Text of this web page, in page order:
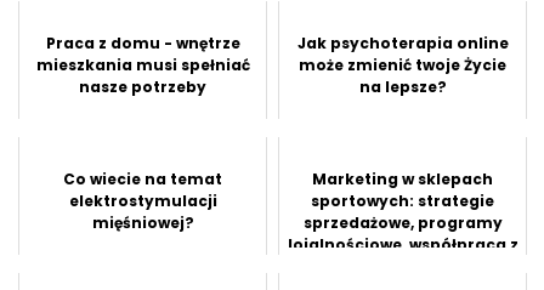
Praca z domu - wnętrze
mieszkania musi spełniać
nasze potrzeby
Jak psychoterapia online
może zmienić twoje Życie
na lepsze?
Co wiecie na temat
elektrostymulacji
mięśniowej?
Marketing w sklepach
sportowych: strategie
sprzedażowe, programy
lojalnościowe, współpraca z